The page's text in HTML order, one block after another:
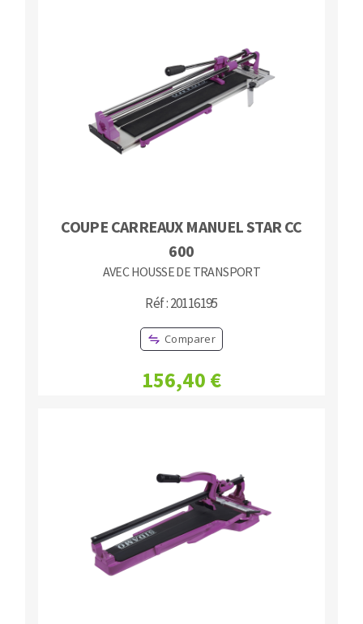
COUPE CARREAUX MANUEL STAR CC
600
AVEC HOUSSE DE TRANSPORT
Réf : 20116195
Comparer
156,40 €